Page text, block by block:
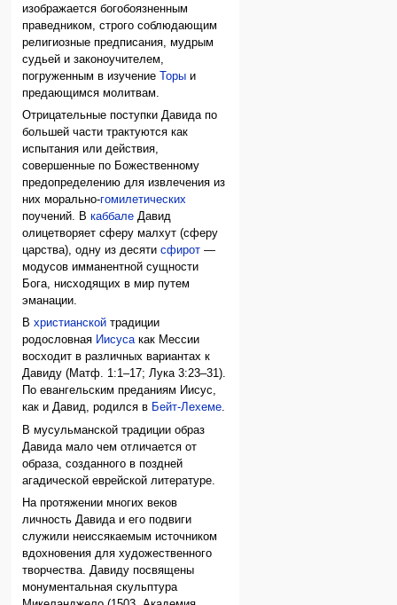
изображается богобоязненным
праведником, строго соблюдающим
религиозные предписания, мудрым
судьей и законоучителем,
погруженным в изучениеТоры и
предающимся молитвам.
Отрицательные поступки Давида по
большей части трактуются как
испытания или действия,
совершенные по Божественному
предопределению для извлечения из
них морально-гомилетических
поучений. Вкаббале Давид
олицетворяет сферу малхут (сферу
царства), одну из десятисфирот —
модусов имманентной сущности
Бога, нисходящих в мир путем
эманации.
Вхристианской традиции
родословная Иисусакак Мессии
восходит в различных вариантах к
Давиду (Матф. 1:1–17; Лука 3:23–31).
По евангельским преданиям Иисус,
как и Давид, родился в Бейт-Лехеме.
В мусульманской традиции образ
Давида мало чем отличается от
образа, созданного в поздней
агадической еврейской литературе.
На протяжении многих веков
личность Давида и его подвиги
служили неиссякаемым источником
вдохновения для художественного
творчества. Давиду посвящены
монументальная скульптура